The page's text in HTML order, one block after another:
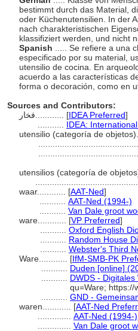
bestimmt durch das Material,
oder Küchenutensilien. In der
nach charakteristischen
klassifiziert werden, und nicht
Spanish
..... Se refiere a una
especificado por su material,
utensilio de cocina. En
acuerdo a las características
forma o decoración, como en
Sources and Contributors:
[IDEA Preferred]
IDEA:
utensilio (categoría de
utensilios (categoría de
waar............ [AAT-Ned]
AAT-Ned (1994-)
Van Dale groot
ware............ [VP Preferred]
Oxford English
Random House
Webster's Third
Ware............ [IfM-SMB-PK
Duden [online]
DWDS -
qu=Ware; https://
GND -
waren............ [AAT-Ned
AAT-Ned (1994-)
Van Dale groot